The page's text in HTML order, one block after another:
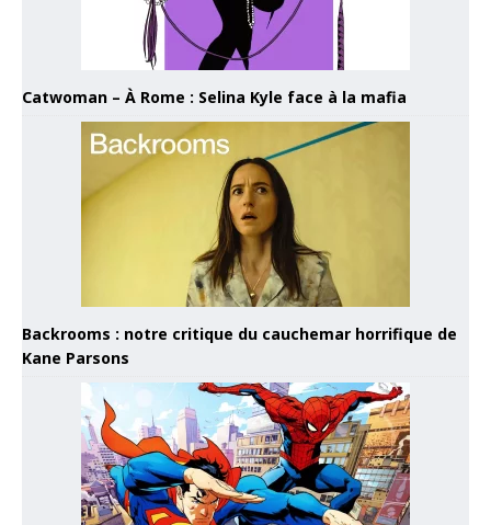
Catwoman – À Rome : Selina Kyle face à la mafia
Backrooms : notre critique du cauchemar horrifique de
Kane Parsons